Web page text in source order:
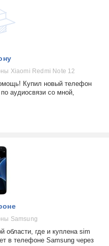
Xiaomi Redmi Note 12
Купил новый телефон
аудиосвязи со мной,
Samsung
области, где и куплена sim
в телефоне Samsung через